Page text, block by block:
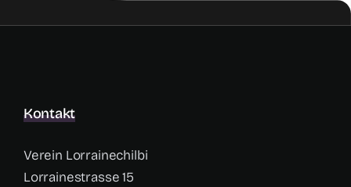
Kontakt
Verein Lorrainechilbi
Lorrainestrasse 15